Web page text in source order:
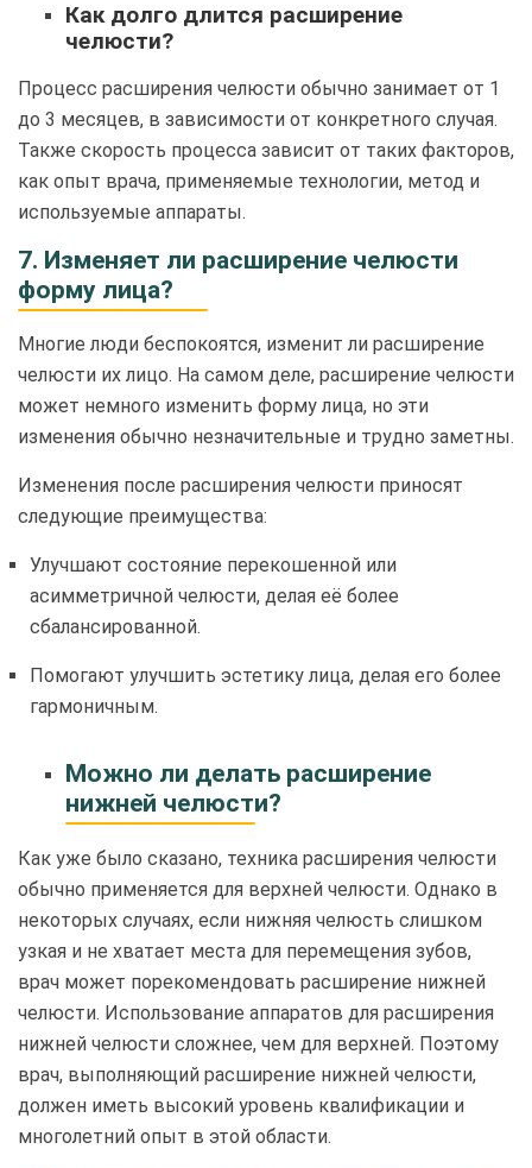
Как долго длится расширение
челюсти?
Процесс расширения челюсти обычно занимает от 1
до 3 месяцев, в зависимости от конкретного случая.
Также скорость процесса зависит от таких факторов,
как опыт врача, применяемые технологии, метод и
используемые аппараты.
7. Изменяет ли расширение челюсти
форму лица?
Многие люди беспокоятся, изменит ли расширение
челюсти их лицо. На самом деле, расширение челюсти
может немного изменить форму лица, но эти
изменения обычно незначительные и трудно заметны.
Изменения после расширения челюсти приносят
следующие преимущества:
Улучшают состояние перекошенной или
асимметричной челюсти, делая её более
сбалансированной.
Помогают улучшить эстетику лица, делая его более
гармоничным.
Можно ли делать расширение
нижней челюсти?
Как уже было сказано, техника расширения челюсти
обычно применяется для верхней челюсти. Однако в
некоторых случаях, если нижняя челюсть слишком
узкая и не хватает места для перемещения зубов,
врач может порекомендовать расширение нижней
челюсти. Использование аппаратов для расширения
нижней челюсти сложнее, чем для верхней. Поэтому
врач, выполняющий расширение нижней челюсти,
должен иметь высокий уровень квалификации и
многолетний опыт в этой области.